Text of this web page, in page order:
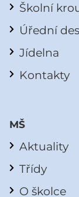
Školní
Úřední
Jídelna
Kontakty
MŠ
Aktuality
Třídy
O školce